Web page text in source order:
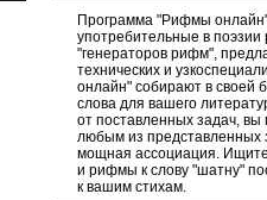
Программа "Рифмы
употребительные в
"генераторов рифм",
технических и
онлайн" собирают в своей
слова для вашего
от поставленных задач,
любым из
мощная ассоциация. Ищите
и рифмы к слову "шатну"
к вашим стихам.